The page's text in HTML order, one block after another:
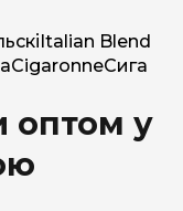
Italian Blend
CigaronneСига
оптом у